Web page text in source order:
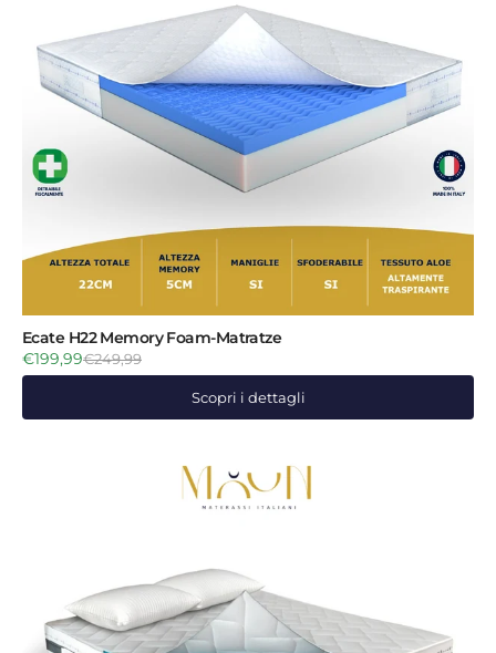
Ecate H22 Memory Foam-Matratze
€199,99€249,99
Scopri i dettagli